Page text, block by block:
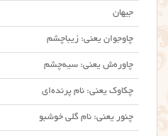
جیهان
چاوجوان یعنی: زیباچشم
چاوره‌ش یعنی: سیه‌چشم
چکاوک یعنی: نام پرنده‌ای
چنور یعنی: نام گلی خوشبو